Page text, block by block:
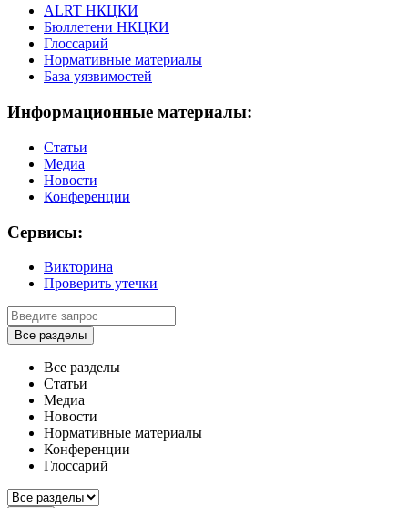
ALRT НКЦКИ
Бюллетени НКЦКИ
Глоссарий
Нормативные материалы
База уязвимостей
Информационные материалы:
Статьи
Медиа
Новости
Конференции
Сервисы:
Викторина
Проверить утечки
Все разделы
Все разделы
Статьи
Медиа
Новости
Нормативные материалы
Конференции
Глоссарий